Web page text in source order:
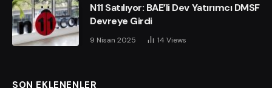
N11 Satılıyor: BAE’li Dev Yatırımcı DMSF
Devreye Girdi
9 Nisan 2025 14 Views
SON EKLENENLER